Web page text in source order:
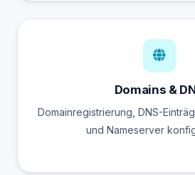
Domains &
Domainregistrierung, DNS-
und Nameserver